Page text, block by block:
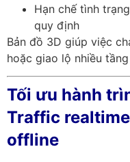
Hạn chế tình
quy định
Bản đồ 3D giúp việc
hoặc giao lộ nhiều
Tối ưu hành
Traffic
offline